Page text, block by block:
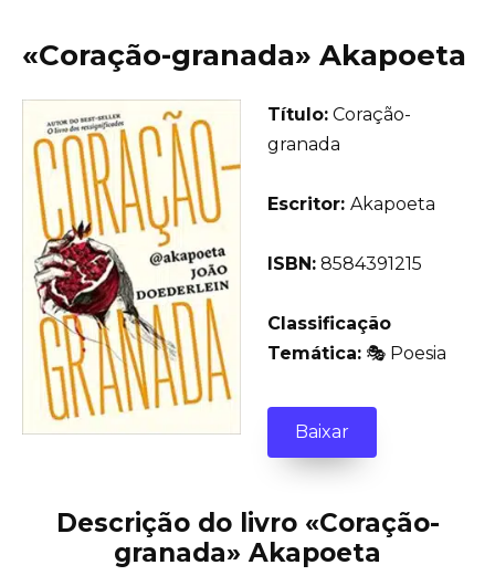
«Coração-granada» Akapoeta
Título: Coração-
granada
Еscritor: Akapoeta
ISBN: 8584391215
Classificação
Temática: 🎭 Poesia
Baixar
Descrição do livro «Coração-
granada» Akapoeta